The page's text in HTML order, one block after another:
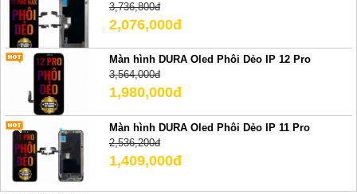
3,736,800đ
2,076,000đ
Màn hình DURA Oled Phôi Dẻo IP 12 Pro
3,564,000đ
1,980,000đ
Màn hình DURA Oled Phôi Dẻo IP 11 Pro
2,536,200đ
1,409,000đ